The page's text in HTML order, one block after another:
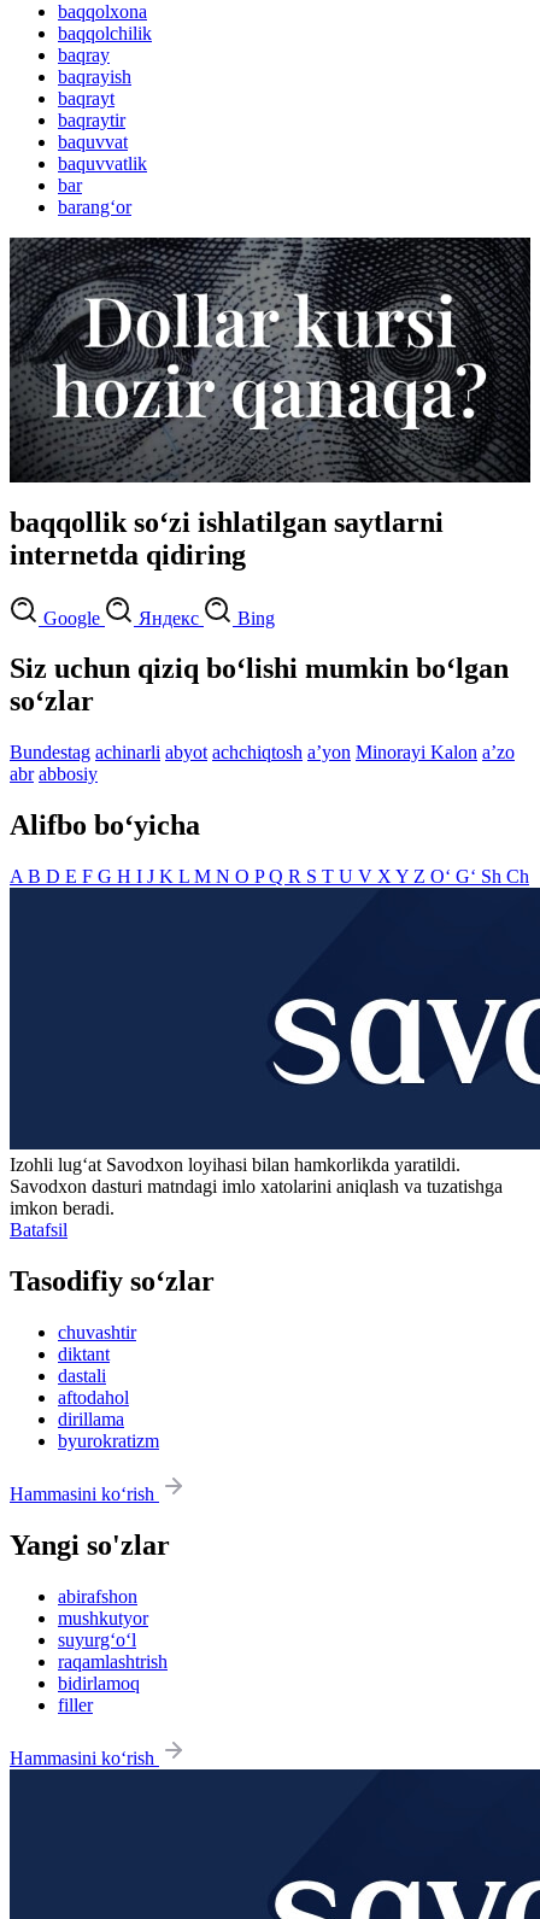
baqqolxona
baqqolchilik
baqray
baqrayish
baqrayt
baqraytir
baquvvat
baquvvatlik
bar
barang‘or
baqqollik so‘zi ishlatilgan saytlarni
internetda qidiring
Google Яндекс Bing
Siz uchun qiziq bo‘lishi mumkin bo‘lgan
so‘zlar
Bundestag achinarli abyot achchiqtosh aʼyon Minorayi Kalon aʼzo
abr abbosiy
Alifbo bo‘yicha
A B D E F G H I J K L M N O PQ R S T U V X Y Z O‘ G‘ Sh Ch
Izohli lugʻat Savodxon loyihasi bilan hamkorlikda yaratildi.
Savodxon dasturi matndagi imlo xatolarini aniqlash va tuzatishga
imkon beradi.
Batafsil
Tasodifiy so‘zlar
chuvashtir
diktant
dastali
aftodahol
dirillama
byurokratizm
Hammasini ko‘rish
Yangi so'zlar
abirafshon
mushkutyor
suyurg‘o‘l
raqamlashtrish
bidirlamoq
filler
Hammasini ko‘rish